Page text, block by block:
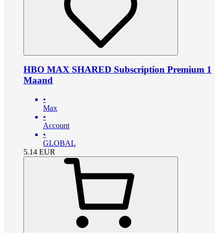
HBO MAX SHARED Subscription Premium 1
Maand
•
Max
•
Account
•
GLOBAL
5.14 EUR